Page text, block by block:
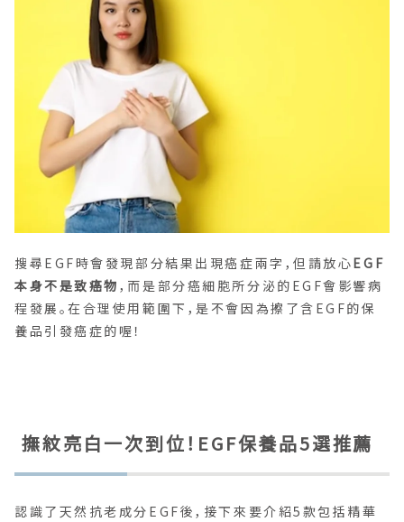
搜尋EGF時會發現部分結果出現癌症兩字，但請放心EGF
本身不是致癌物 ，而是部分癌細胞所分泌的EGF會影響病
程發展。在合理使用範圍下，是不會因為擦了含EGF的保
養品引發癌症的喔！
撫紋亮白一次到位！EGF保養品5選推薦
認識了天然抗老成分EGF後，接下來要介紹5款包括精華